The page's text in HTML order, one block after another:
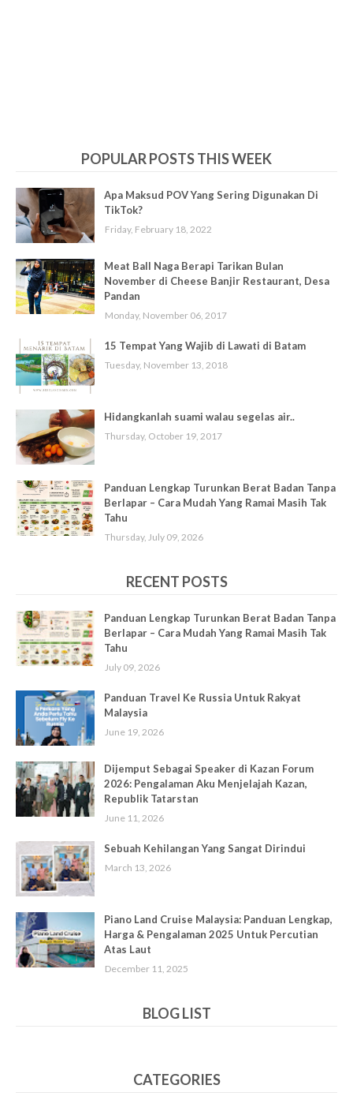
POPULAR POSTS THIS WEEK
Apa Maksud POV Yang Sering Digunakan Di
TikTok?
Friday, February 18, 2022
Meat Ball Naga Berapi Tarikan Bulan
November di Cheese Banjir Restaurant, Desa
Pandan
Monday, November 06, 2017
15 Tempat Yang Wajib di Lawati di Batam
Tuesday, November 13, 2018
Hidangkanlah suami walau segelas air..
Thursday, October 19, 2017
Panduan Lengkap Turunkan Berat Badan Tanpa
Berlapar – Cara Mudah Yang Ramai Masih Tak
Tahu
Thursday, July 09, 2026
RECENT POSTS
Panduan Lengkap Turunkan Berat Badan Tanpa
Berlapar – Cara Mudah Yang Ramai Masih Tak
Tahu
July 09, 2026
Panduan Travel Ke Russia Untuk Rakyat
Malaysia
June 19, 2026
Dijemput Sebagai Speaker di Kazan Forum
2026: Pengalaman Aku Menjelajah Kazan,
Republik Tatarstan
June 11, 2026
Sebuah Kehilangan Yang Sangat Dirindui
March 13, 2026
Piano Land Cruise Malaysia: Panduan Lengkap,
Harga & Pengalaman 2025 Untuk Percutian
Atas Laut
December 11, 2025
BLOG LIST
CATEGORIES